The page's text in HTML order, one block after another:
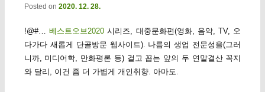
Posted on 2020. 12. 28.
!@#… 베스트오브2020시리즈, 대중문화편(영화, 음악, TV, 오
다가다 새롭게 단골방문 웹사이트). 나름의 생업 전문성을(그러
니까, 미디어학, 만화평론 등) 걸고 꼽는 앞의 두 연말결산 꼭지
와 달리, 이건 좀 더 가볍게 개인취향. 아마도.